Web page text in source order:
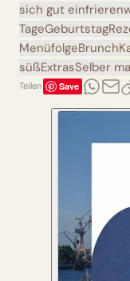
sich gut einfrieren
TageGeburtstag
MenüfolgeBrunch
süßExtrasSelber
Teilen Save